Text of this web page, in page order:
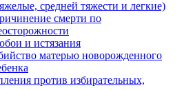
средней тяжести и легкие)
смерти по
и истязания
матерью новорожденного
против избирательных,